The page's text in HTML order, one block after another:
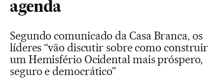
agenda
Segundo comunicado da Casa Branca, os
líderes “vão discutir sobre como construir
um Hemisfério Ocidental mais próspero,
seguro e democrático”